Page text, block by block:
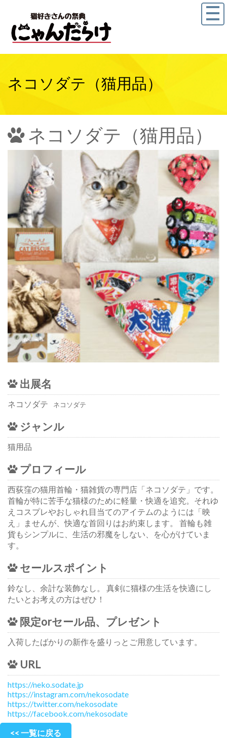
ネコソダテ（猫用品）
ネコソダテ（猫用品）
出展名
ネコソダテ ネコソダテ
ジャンル
猫用品
プロフィール
西荻窪の猫用首輪・猫雑貨の専門店「ネコソダテ」です。
首輪が特に苦手な猫様のために軽量・快適を追究。それゆ
えコスプレやおしゃれ目当てのアイテムのようには「映
え」ませんが、快適な首回りはお約束します。 首輪も雑
貨もシンプルに、生活の邪魔をしない、を心がけていま
す。
セールスポイント
鈴なし、余計な装飾なし。 真剣に猫様の生活を快適にし
たいとお考えの方はぜひ！
限定orセール品、プレゼント
入荷したばかりの新作を盛りっとご用意しています。
URL
https://neko.sodate.jp
https://instagram.com/nekosodate
https://twitter.com/nekosodate
https://facebook.com/nekosodate
<< 一覧に戻る